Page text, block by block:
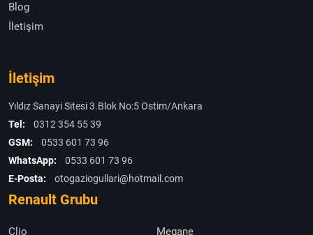
Blog
İletişim
İletişim
Yıldız Sanayi Sitesi 3.Blok No:5 Ostim/Ankara
Tel:
0312 354 55 39
GSM:
0533 601 73 96
WhatsApp:
0533 601 73 96
E-Posta:
otogaziogullari@hotmail.com
Renault Grubu
Clio
Megane